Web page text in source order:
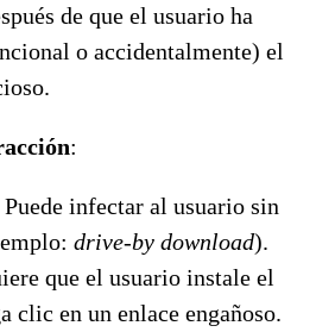
de que el usuario ha
o accidentalmente) el
:
Puede infectar al usuario sin
drive-by download).
que el usuario instale el
clic en un enlace engañoso.